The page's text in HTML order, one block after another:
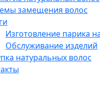
замещения волос
Изготовление парика
Обслуживание изделий
натуральных волос